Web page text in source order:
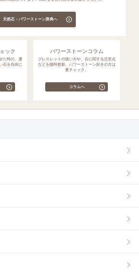
天然石・パワーストーン辞典へ
ック
た時の、運
石を自由に
パワーストーンコラム
ブレスレットの扱い方や、石に関する注意点
などを随時更新。パワーストーン好きの方は
要チェック。
コラムへ